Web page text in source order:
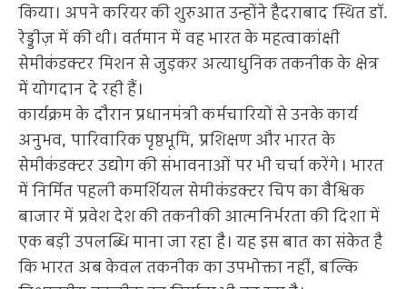
किया। अपने करियर की शुरुआत उन्होंने हैदराबाद स्थित डॉ.
रेड्डीज़ में की थी। वर्तमान में वह भारत के महत्वाकांक्षी
सेमीकंडक्टर मिशन से जुड़कर अत्याधुनिक तकनीक के क्षेत्र
में योगदान दे रही हैं।
कार्यक्रम के दौरान प्रधानमंत्री कर्मचारियों से उनके कार्य
अनुभव, पारिवारिक पृष्ठभूमि, प्रशिक्षण और भारत के
सेमीकंडक्टर उद्योग की संभावनाओं पर भी चर्चा करेंगे। भारत
में निर्मित पहली कमर्शियल सेमीकंडक्टर चिप का वैश्विक
बाजार में प्रवेश देश की तकनीकी आत्मनिर्भरता की दिशा में
एक बड़ी उपलब्धि माना जा रहा है। यह इस बात का संकेत है
कि भारत अब केवल तकनीक का उपभोक्ता नहीं, बल्कि